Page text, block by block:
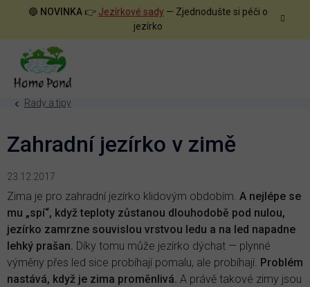
🔵 NOVINKA 👉 Jezírkové sady — Zjednodušte si péči o
jezírko
Rady a tipy
Zahradní jezírko v zimě
23.12.2017
Zima je pro zahradní jezírko klidovým obdobím. A nejlépe se
mu „spí“, když teploty zůstanou dlouhodobě pod nulou,
jezírko zamrzne souvislou vrstvou ledu a na led napadne
lehký prašan. Díky tomu může jezírko dýchat — plynné
výměny přes led sice probíhají pomalu, ale probíhají. Problém
nastává, když je zima proměnlivá. A právě takové zimy jsou